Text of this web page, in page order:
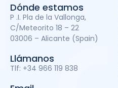
Dónde estamos
P .I. Pla de la Vallonga,
C/Meteorito 18 – 22
03006 – Alicante (Spain)
Llámanos
Tlf: +34 966 119 838